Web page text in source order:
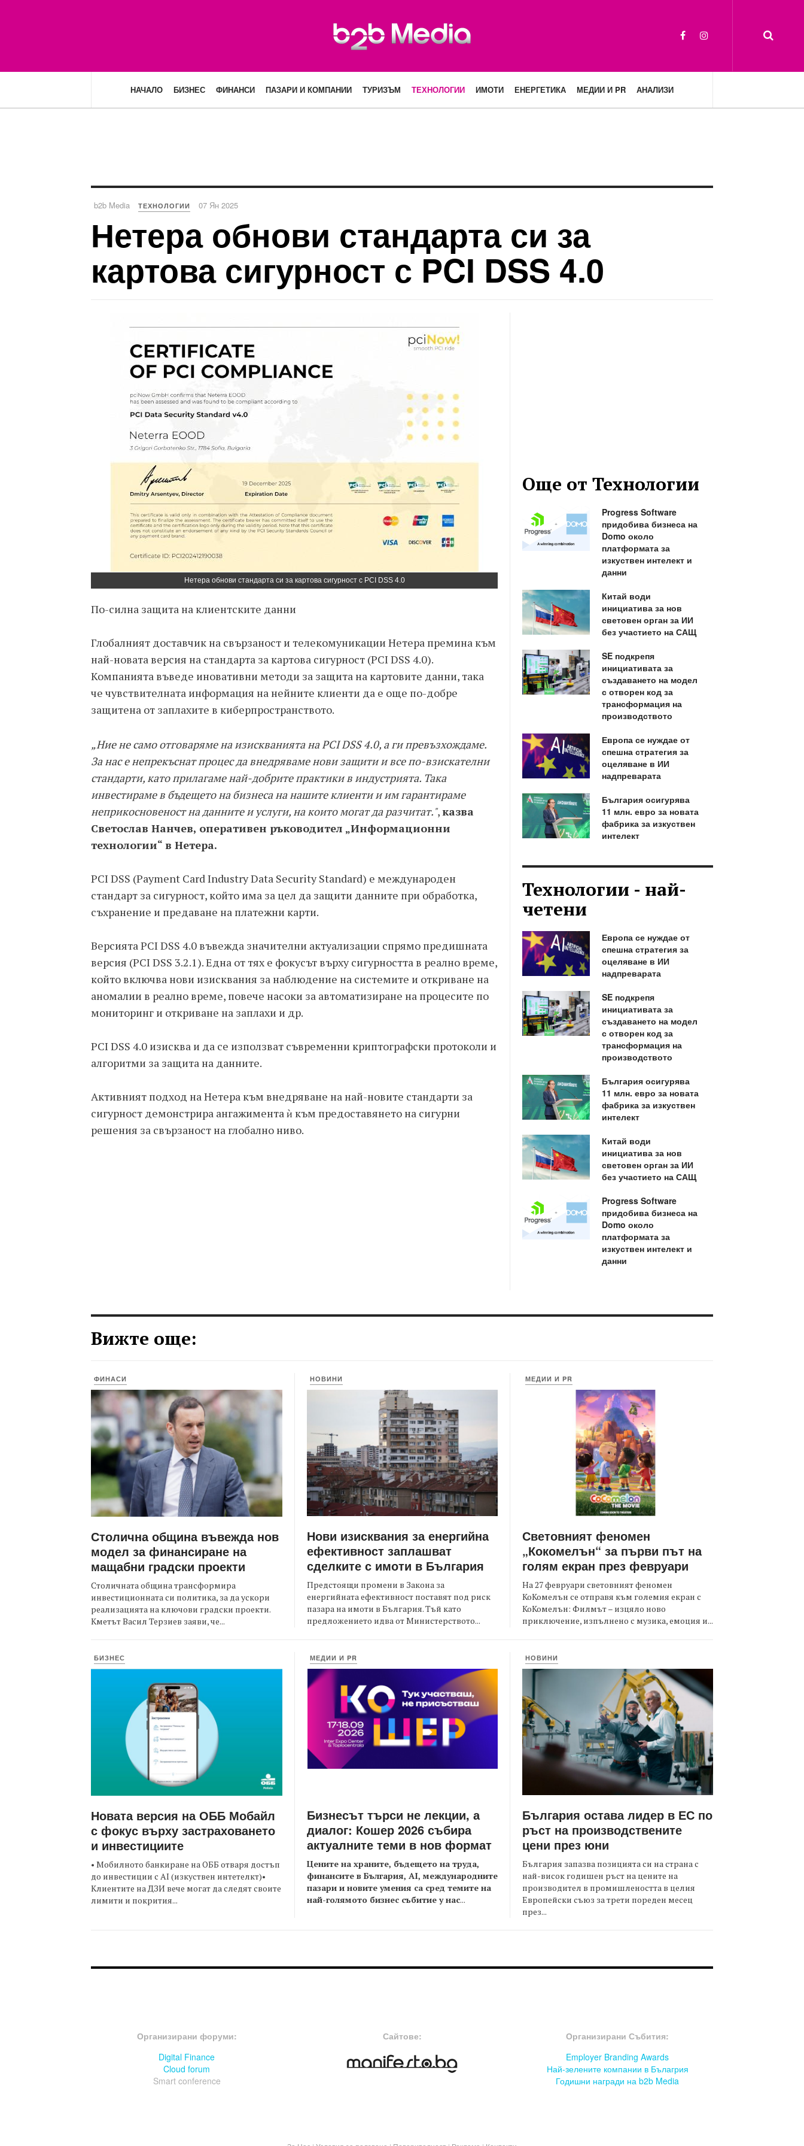
НАЧАЛО БИЗНЕС ФИНАНСИ ПАЗАРИ И КОМПАНИИ ТУРИЗЪМ ТЕХНОЛОГИИ ИМОТИ ЕНЕРГЕТИКА МЕДИИ И PR АНАЛИЗИ
b2b Media ТЕХНОЛОГИИ 07 Ян 2025
Нетера обнови стандарта си за
картова сигурност с PCI DSS 4.0
Нетера обнови стандарта си за картова сигурност с PCI DSS 4.0
По-силна защита на клиентските данни
Глобалният доставчик на свързаност и телекомуникации Нетера премина към
най-новата версия на стандарта за картова сигурност (PCI DSS 4.0).
Компанията въведе иновативни методи за защита на картовите данни, така
че чувствителната информация на нейните клиенти да е още по-добре
защитена от заплахите в киберпространството.
„Ние не само отговаряме на изискванията на PCI DSS 4.0, а ги превъзхождаме.
За нас е непрекъснат процес да внедряваме нови защити и все по-взискателни
стандарти, като прилагаме най-добрите практики в индустрията. Така
инвестираме в бъдещето на бизнеса на нашите клиенти и им гарантираме
неприкосновеност на данните и услуги, на които могат да разчитат.",казва
Светослав Нанчев, оперативен ръководител „Информационни
технологии“ в Нетера.
PCI DSS (Payment Card Industry Data Security Standard) е международен
стандарт за сигурност, който има за цел да защити данните при обработка,
съхранение и предаване на платежни карти.
Версията PCI DSS 4.0 въвежда значителни актуализации спрямо предишната
версия (PCI DSS 3.2.1). Една от тях е фокусът върху сигурността в реално време,
който включва нови изисквания за наблюдение на системите и откриване на
аномалии в реално време, повече насоки за автоматизиране на процесите по
мониторинг и откриване на заплахи и др.
PCI DSS 4.0 изисква и да се използват съвременни криптографски протоколи и
алгоритми за защита на данните.
Активният подход на Нетера към внедряване на най-новите стандарти за
сигурност демонстрира ангажимента ѝ към предоставянето на сигурни
решения за свързаност на глобално ниво.
Още от Технологии
Progress Software
придобива бизнеса на
Domo около
платформата за
изкуствен интелект и
данни
Китай води
инициатива за нов
световен орган за ИИ
без участието на САЩ
SE подкрепя
инициативата за
създаването на модел
с отворен код за
трансформация на
производството
Европа се нуждае от
спешна стратегия за
оцеляване в ИИ
надпреварата
България осигурява
11 млн. евро за новата
фабрика за изкуствен
интелект
Технологии - най-
четени
Европа се нуждае от
спешна стратегия за
оцеляване в ИИ
надпреварата
SE подкрепя
инициативата за
създаването на модел
с отворен код за
трансформация на
производството
България осигурява
11 млн. евро за новата
фабрика за изкуствен
интелект
Китай води
инициатива за нов
световен орган за ИИ
без участието на САЩ
Progress Software
придобива бизнеса на
Domo около
платформата за
изкуствен интелект и
данни
Вижте още:
ФИНАСИ
Столична община въвежда нов
модел за финансиране на
мащабни градски проекти
Столичната община трансформира
инвестиционната си политика, за да ускори
реализацията на ключови градски проекти.
Кметът Васил Терзиев заяви, че...
НОВИНИ
Нови изисквания за енергийна
ефективност заплашват
сделките с имоти в България
Предстоящи промени в Закона за
енергийната ефективност поставят под риск
пазара на имоти в България. Тъй като
предложението идва от Министерството...
МЕДИИ И PR
Световният феномен
„Кокомелън“ за първи път на
голям екран през февруари
На 27 февруари световният феномен
КоКомелън се отправя към големия екран с
КоКомелън: Филмът – изцяло ново
приключение, изпълнено с музика, емоция и...
БИЗНЕС
Новата версия на ОББ Мобайл
с фокус върху застраховането
и инвестициите
• Мобилното банкиране на ОББ отваря достъп
до инвестиции с AI (изкуствен интетелкт)•
Клиентите на ДЗИ вече могат да следят своите
лимити и покрития...
МЕДИИ И PR
Бизнесът търси не лекции, а
диалог: Кошер 2026 събира
актуалните теми в нов формат
Цените на храните, бъдещето на труда,
финансите в България, AI, международните
пазари и новите умения са сред темите на
най-голямото бизнес събитие у нас...
НОВИНИ
България остава лидер в ЕС по
ръст на производствените
цени през юни
България запазва позицията си на страна с
най-висок годишен ръст на цените на
производител в промишлеността в целия
Европейски съюз за трети пореден месец
през...
Организирани форуми:
Digital Finance
Cloud forum
Smart conference
Сайтове:
Организирани Събития:
Employer Branding Awards
Най-зелените компании в Бълагрия
Годишни награди на b2b Media